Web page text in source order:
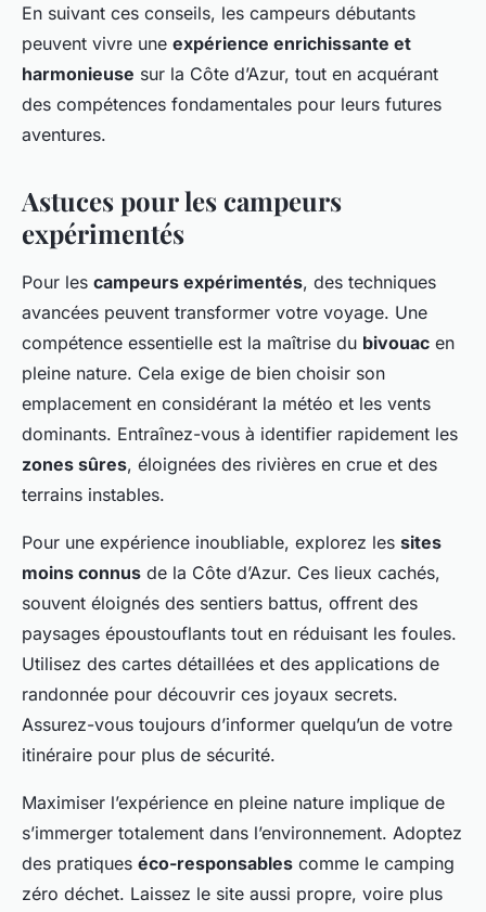
En suivant ces conseils, les campeurs débutants
peuvent vivre une expérience enrichissante et
harmonieuse sur la Côte d’Azur, tout en acquérant
des compétences fondamentales pour leurs futures
aventures.
Astuces pour les campeurs
expérimentés
Pour les campeurs expérimentés, des techniques
avancées peuvent transformer votre voyage. Une
compétence essentielle est la maîtrise du bivouac en
pleine nature. Cela exige de bien choisir son
emplacement en considérant la météo et les vents
dominants. Entraînez-vous à identifier rapidement les
zones sûres, éloignées des rivières en crue et des
terrains instables.
Pour une expérience inoubliable, explorez les sites
moins connus de la Côte d’Azur. Ces lieux cachés,
souvent éloignés des sentiers battus, offrent des
paysages époustouflants tout en réduisant les foules.
Utilisez des cartes détaillées et des applications de
randonnée pour découvrir ces joyaux secrets.
Assurez-vous toujours d’informer quelqu’un de votre
itinéraire pour plus de sécurité.
Maximiser l’expérience en pleine nature implique de
s’immerger totalement dans l’environnement. Adoptez
des pratiques éco-responsables comme le camping
zéro déchet. Laissez le site aussi propre, voire plus